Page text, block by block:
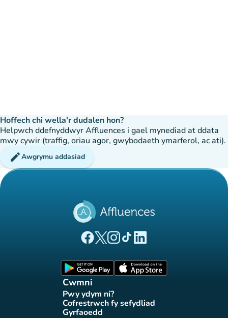
Hoffech chi wella'r dudalen hon?
Helpwch ddefnyddwyr Affluences i gael mynediad at ddata
mwy cywir (traffig, oriau agor, gwybodaeth ymarferol, ac ati).
editAwgrymu addasiad
(tab newydd)
(tab newydd)
(tab newydd)
(tab newydd)
(tab newydd)
Cwmni
Pwy ydym ni?
(tab newydd)
Cofrestrwch fy sefydliad
(tab newydd)
Gyrfaoedd